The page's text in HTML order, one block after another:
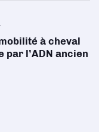
à cheval
par l’ADN ancien